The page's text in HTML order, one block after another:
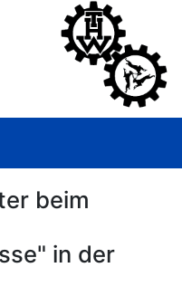
beim
in der